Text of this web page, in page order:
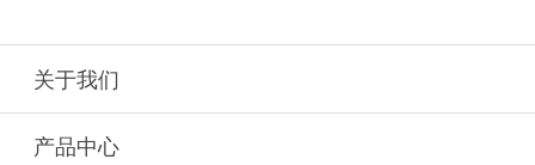
关于我们
产品中心